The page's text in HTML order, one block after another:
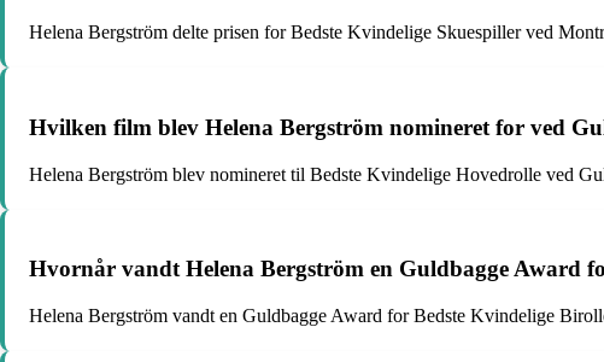
Helena Bergström delte prisen for Bedste Kvindelige Skuespiller ved
Hvilken film blev Helena Bergström nomineret for ved
Helena Bergström blev nomineret til Bedste Kvindelige Hovedrolle ved
Hvornår vandt Helena Bergström en Guldbagge Award
Helena Bergström vandt en Guldbagge Award for Bedste Kvindelige